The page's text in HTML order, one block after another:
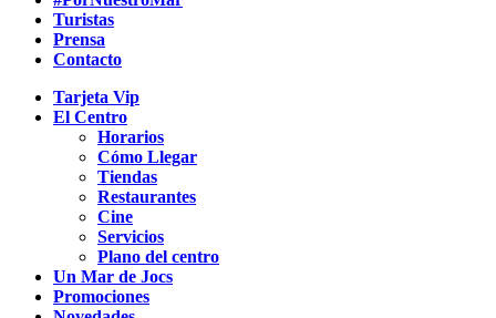
Turistas
Prensa
Contacto
Tarjeta Vip
El Centro
Horarios
Cómo Llegar
Tiendas
Restaurantes
Cine
Servicios
Plano del centro
Un Mar de Jocs
Promociones